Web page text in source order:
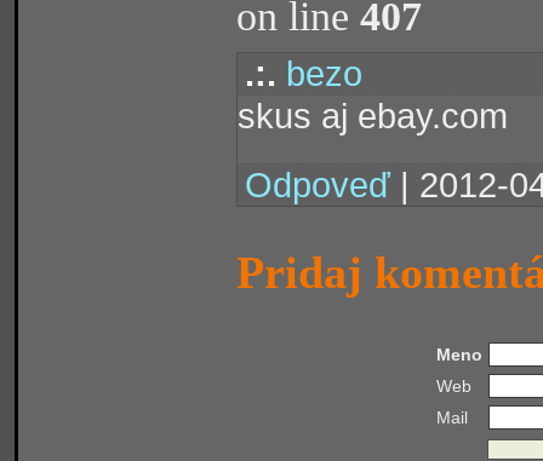
on line 407
.:. bezo
skus aj ebay.com
Odpoveď | 2012-
Pridaj
Meno
Web
Mail